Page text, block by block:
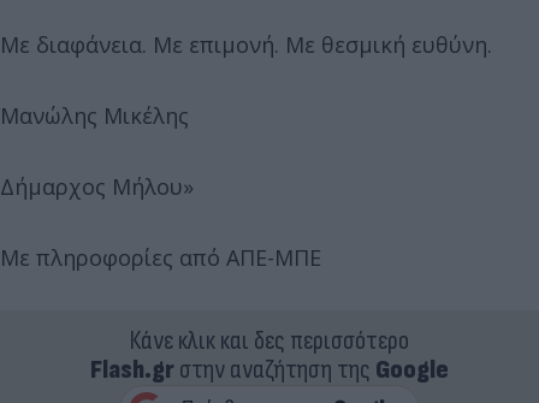
Με διαφάνεια. Με επιμονή. Με θεσμική ευθύνη.
Μανώλης Μικέλης
Δήμαρχος Μήλου»
Με πληροφορίες από ΑΠΕ-ΜΠΕ
Κάνε κλικ και δες περισσότερο
Flash.grστην αναζήτηση της Google